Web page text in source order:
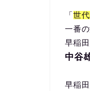
「 世
一番
早稲
中谷
早稲